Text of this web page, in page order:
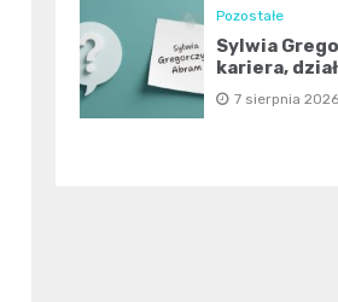
Pozostałe
Sylwia
kariera,
7 sierpnia 2026